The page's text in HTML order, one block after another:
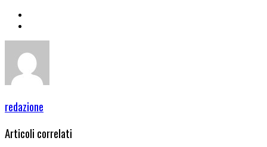
redazione
Articoli correlati